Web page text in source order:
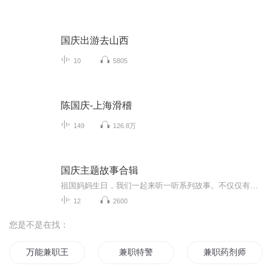
国庆出游去山西
10 5805
陈国庆-上海滑稽
149 126.8万
国庆主题故事合辑
12 2600
您是不是在找：
万能兼职王 兼职特警 兼职药剂师